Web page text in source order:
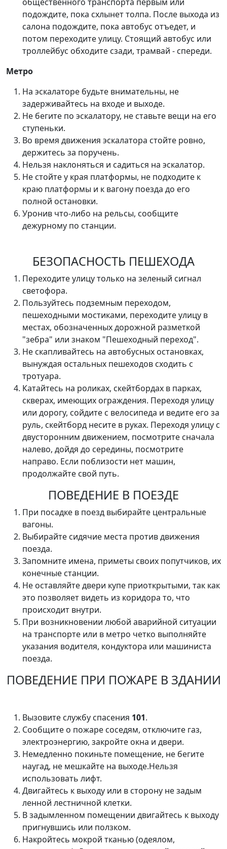
подождите, пока схлынет толпа. После выхода из
салона подождите, пока автобус отъедет, и
потом переходите улицу. Стоящий автобус или
троллейбус обходите сзади, трамвай - спереди.
Метро
На эскалаторе будьте внимательны, не
задерживайтесь на входе и выходе.
Не бегите по эскалатору, не ставьте вещи на его
ступеньки.
Во время движения эскалатора стойте ровно,
держитесь за поручень.
Нельзя наклоняться и садиться на эскалатор.
Не стойте у края платформы, не подходите к
краю платформы и к вагону поезда до его
полной остановки.
Уронив что-либо на рельсы, сообщите
дежурному по станции.
БЕЗОПАСНОСТЬ ПЕШЕХОДА
Переходите улицу только на зеленый сигнал
светофора.
Пользуйтесь подземным переходом,
пешеходными мостиками, переходите улицу в
местах, обозначенных дорожной разметкой
"зебра" или знаком "Пешеходный переход".
Не скапливайтесь на автобусных остановках,
вынуждая остальных пешеходов сходить с
тротуара.
Катайтесь на роликах, скейтбордах в парках,
скверах, имеющих ограждения. Переходя улицу
или дорогу, сойдите с велосипеда и ведите его за
руль, скейтборд несите в руках. Переходя улицу с
двусторонним движением, посмотрите сначала
налево, дойдя до середины, посмотрите
направо. Если поблизости нет машин,
продолжайте свой путь.
ПОВЕДЕНИЕ В ПОЕЗДЕ
При посадке в поезд выбирайте центральные
вагоны.
Выбирайте сидячие места против движения
поезда.
Запомните имена, приметы своих попутчиков, их
конечные станции.
Не оставляйте двери купе приоткрытыми, так как
это позволяет видеть из коридора то, что
происходит внутри.
При возникновении любой аварийной ситуации
на транспорте или в метро четко выполняйте
указания водителя, кондуктора или машиниста
поезда.
ПОВЕДЕНИЕ ПРИ ПОЖАРЕ В ЗДАНИИ
Вызовите службу спасения 101.
Сообщите о пожаре соседям, отключите газ,
электроэнергию, закройте окна и двери.
Немедленно покиньте помещение, не бегите
наугад, не мешкайте на выходе.Нельзя
использовать лифт.
Двигайтесь к выходу или в сторону не задым
ленной лестничной клетки.
В задымленном помещении двигайтесь к выходу
пригнувшись или ползком.
Накройтесь мокрой тканью (одеялом,